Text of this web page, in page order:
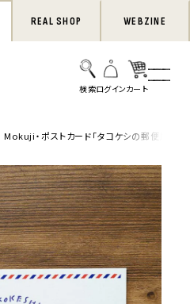
REAL SHOP WEBZINE
・ポストカード「タコケシの郵便屋さん